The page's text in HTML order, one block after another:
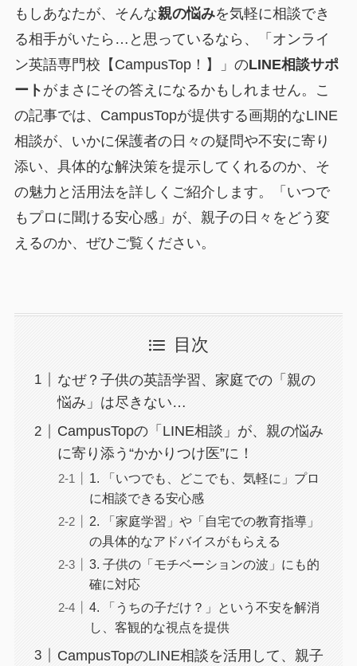
もしあなたが、そんな親の悩みを気軽に相談でき
る相手がいたら…と思っているなら、「オンライ
ン英語専門校【CampusTop！】」のLINE相談サポ
ート がまさにその答えになるかもしれません。こ
の記事では、CampusTopが提供する画期的なLINE
相談が、いかに保護者の日々の疑問や不安に寄り
添い、具体的な解決策を提示してくれるのか、そ
の魅力と活用法を詳しくご紹介します。「いつで
もプロに聞ける安心感」が、親子の日々をどう変
えるのか、ぜひご覧ください。
目次
なぜ？子供の英語学習、家庭での「親の
悩み」は尽きない…
CampusTopの「LINE相談」が、親の悩み
に寄り添う“かかりつけ医”に！
1. 「いつでも、どこでも、気軽に」プロ
に相談できる安心感
2. 「家庭学習」や「自宅での教育指導」
の具体的なアドバイスがもらえる
3. 子供の「モチベーションの波」にも的
確に対応
4. 「うちの子だけ？」という不安を解消
し、客観的な視点を提供
CampusTopのLINE相談を活用して、親子